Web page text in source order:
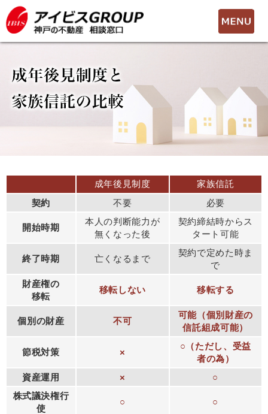
toggle
成年後見制度 家族信託
契約 不要 必要
開始時期
本人の判断能力が
無くなった後
契約締結時からス
タート可能
終了時期 亡くなるまで
契約で定めた時ま
で
財産権の
移転
移転しない 移転する
個別の財産 不可
可能（個別財産の
信託組成可能）
節税対策 ×
○（ただし、受益
者の為）
資産運用
×
○
株式議決権行
使
○ ○